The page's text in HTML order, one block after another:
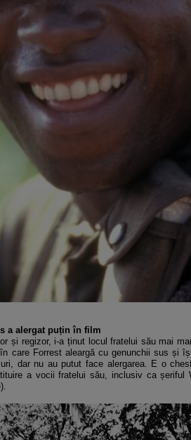
a alergat puțin în film
și regizor, i-a ținut locul fratelui său mai
care Forrest aleargă cu genunchii sus și
dar nu au putut face alergarea. E o
a vocii fratelui său, inclusiv ca șeriful